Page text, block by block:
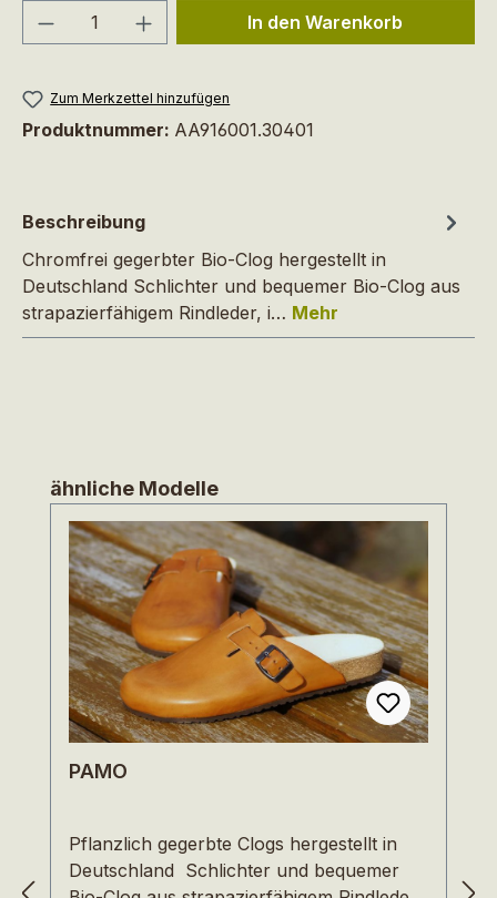
Produkt Anzahl: Gib denIn den Warenkorb
Zum Merkzettel hinzufügen
Produktnummer: AA916001.30401
Beschreibung
Chromfrei gegerbter Bio-Clog hergestellt in
Deutschland Schlichter und bequemer Bio-Clog aus
strapazierfähigem Rindleder, i… Mehr
Produktgalerie überspringen
ähnliche Modelle
PAMO
Pflanzlich gegerbte Clogs hergestellt in
Deutschland Schlichter und bequemer